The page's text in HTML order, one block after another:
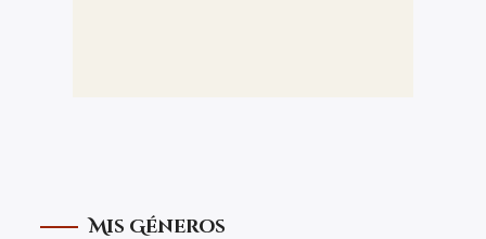
Mis Géneros